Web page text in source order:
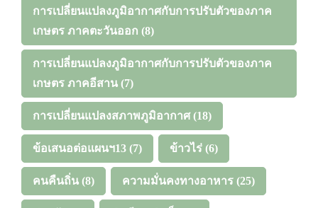
การเปลี่ยนแปลงภูมิอากาศกับการปรับตัวของภาค
เกษตร ภาคตะวันออก (8)
การเปลี่ยนแปลงภูมิอากาศกับการปรับตัวของภาค
เกษตร ภาคอีสาน (7)
การเปลี่ยนแปลงสภาพภูมิอากาศ(18)
ข้อเสนอต่อแผนฯ13 (7) ข้าวไร่ (6)
คนคืนถิ่น (8) ความมั่นคงทางอาหาร (25)